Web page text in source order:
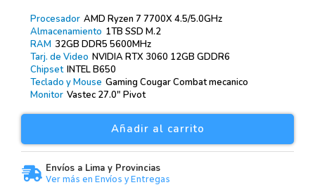
Procesador AMD Ryzen 7 7700X 4.5/5.0GHz
Almacenamiento 1TB SSD M.2
RAM 32GB DDR5 5600MHz
Tarj. de Video NVIDIA RTX 3060 12GB GDDR6
Chipset INTEL B650
Teclado y Mouse Gaming Cougar Combat mecanico
Monitor Vastec 27.0″ Pivot
Añadir al carrito
Envíos a Lima y Provincias
Ver más en Envíos y Entregas